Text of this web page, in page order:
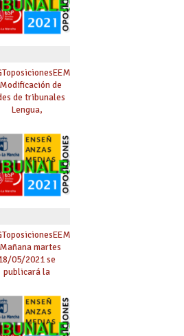
de
de tribunales
Lengua,
Cambio
de presidenta de
nº 3 de
Inglés.
martes
05/2021 se
publicará la
tribunales.